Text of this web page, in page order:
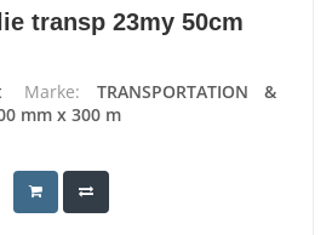
transp 23my 50cm
Marke: TRANSPORTATION &
mm x 300 m